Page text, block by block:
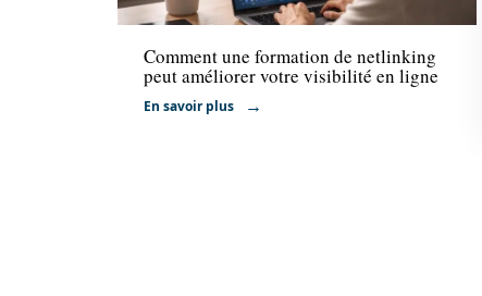
Comment une formation de netlinking
peut améliorer votre visibilité en ligne
En savoir plus